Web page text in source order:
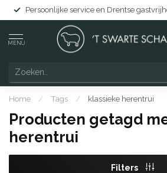
Persoonlijke service en Drentse
MENU
Home / Tags / klassieke herentrui
Producten getagd
herentrui
Filters